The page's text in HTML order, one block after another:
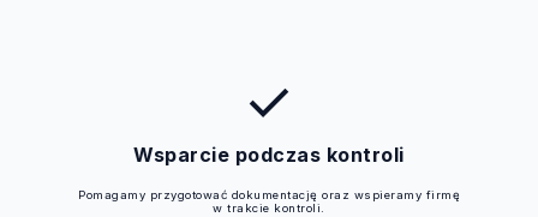
check
Wsparcie podczas kontroli
Pomagamy przygotować dokumentację oraz wspieramy firmę
w trakcie kontroli.